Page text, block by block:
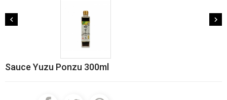
 
Sauce Yuzu Ponzu 300ml